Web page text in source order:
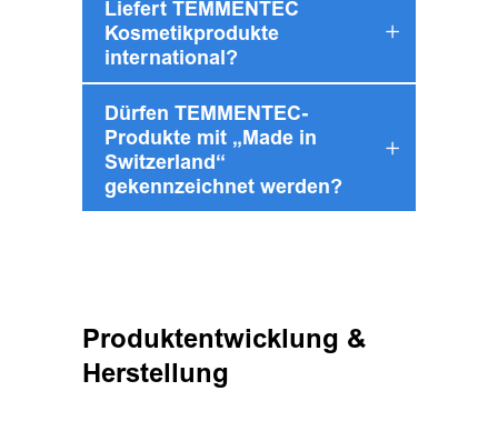
Liefert TEMMENTEC
Kosmetikprodukte
international?
Dürfen TEMMENTEC-
Produkte mit „Made in
Switzerland“
gekennzeichnet werden?
Produktentwicklung &
Herstellung